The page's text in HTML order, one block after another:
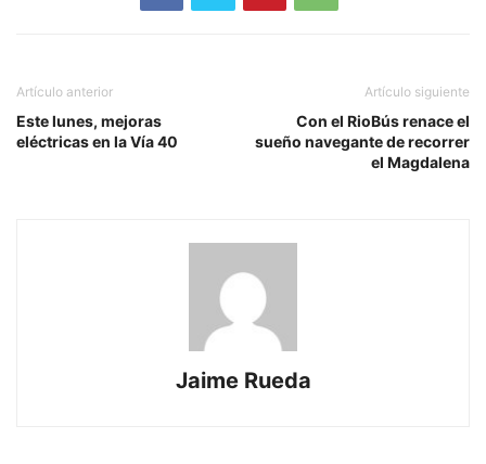
Artículo anterior
Este lunes, mejoras
eléctricas en la Vía 40
Artículo siguiente
Con el RioBús renace el
sueño navegante de recorrer
el Magdalena
Jaime Rueda